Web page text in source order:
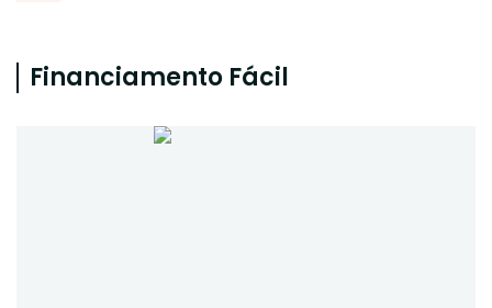
Financiamento Fácil